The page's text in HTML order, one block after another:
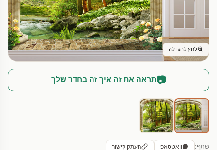
לחץ להגדלה
📷תראה את זה איך זה בחדר שלך
שתף: וואטסאפ העתק קישור